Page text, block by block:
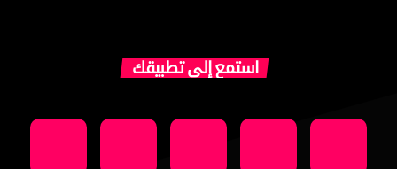
استمع إلى تطبيقك